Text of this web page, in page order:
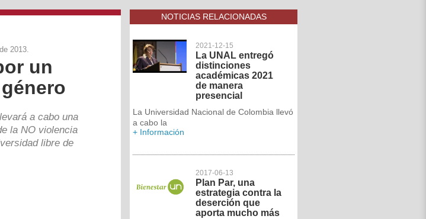
2013.
un
a cabo una
la NO violencia
libre de
NOTICIAS RELACIONADAS
2021-12-15
La UNAL entregó
distinciones
académicas 2021
de manera
presencial
La Universidad Nacional de Colombia llevó
a cabo la
+ Información
2017-06-13
Plan Par, una
estrategia contra la
deserción que
aporta mucho más